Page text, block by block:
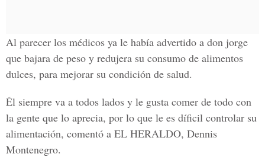
Al parecer los médicos ya le había advertido a don jorge
que bajara de peso y redujera su consumo de alimentos
dulces, para mejorar su condición de salud.
Él siempre va a todos lados y le gusta comer de todo con
la gente que lo aprecia, por lo que le es díficil controlar su
alimentación, comentó a EL HERALDO, Dennis
Montenegro.